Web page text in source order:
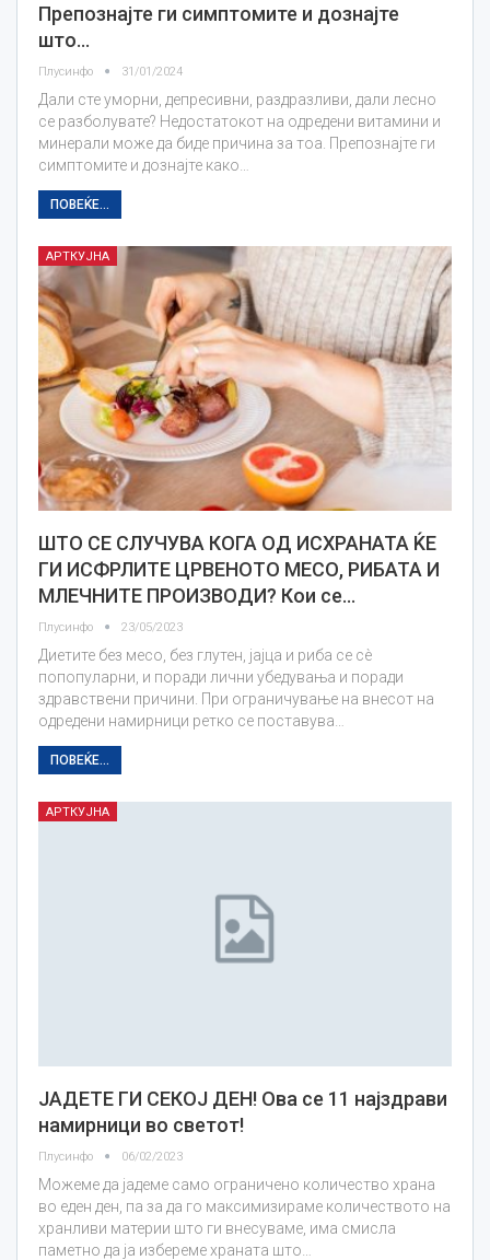
Препознајте ги симптомите и дознајте
што…
Плусинфо 31/01/2024
Дали сте уморни, депресивни, раздразливи, дали лесно
се разболувате? Недостатокот на одредени витамини и
минерали може да биде причина за тоа. Препознајте ги
симптомите и дознајте како…
ПОВЕЌЕ...
АРТКУЈНА
ШТО СЕ СЛУЧУВА КОГА ОД ИСХРАНАТА ЌЕ
ГИ ИСФРЛИТЕ ЦРВЕНОТО МЕСО, РИБАТА И
МЛЕЧНИТЕ ПРОИЗВОДИ? Кои се…
Плусинфо 23/05/2023
Диетите без месо, без глутен, јајца и риба се сè
попопуларни, и поради лични убедувања и поради
здравствени причини. При ограничување на внесот на
одредени намирници ретко се поставува…
ПОВЕЌЕ...
АРТКУЈНА
ЈАДЕТЕ ГИ СЕКОЈ ДЕН! Ова се 11 најздрави
намирници во светот!
Плусинфо 06/02/2023
Можеме да јадеме само ограничено количество храна
во еден ден, па за да го максимизираме количеството на
хранливи материи што ги внесуваме, има смисла
паметно да ја избереме храната што…